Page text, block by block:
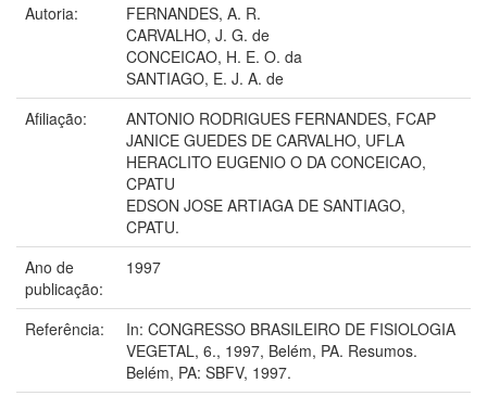
Autoria:
FERNANDES, A. R.
CARVALHO, J. G. de
CONCEICAO, H. E. O. da
SANTIAGO, E. J. A. de
Afiliação:
ANTONIO RODRIGUES FERNANDES, FCAP
JANICE GUEDES DE CARVALHO, UFLA
HERACLITO EUGENIO O DA CONCEICAO,
CPATU
EDSON JOSE ARTIAGA DE SANTIAGO,
CPATU.
Ano de
publicação:
1997
Referência:
In: CONGRESSO BRASILEIRO DE FISIOLOGIA
VEGETAL, 6., 1997, Belém, PA. Resumos.
Belém, PA: SBFV, 1997.